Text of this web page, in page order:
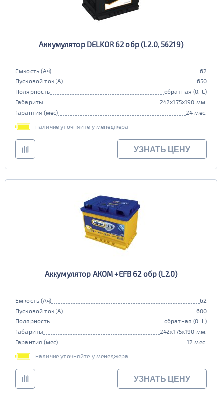
Аккумулятор DELKOR 62 обр (L2.0, 56219)
Емкость (Ач)
62
Пусковой ток (А)
650
Полярность
обратная (0, L)
Габариты
242x175x190 мм.
Гарантия (мес)
24 мес.
наличие уточняйте у менеджера
УЗНАТЬ ЦЕНУ
Аккумулятор АКОМ +EFB 62 обр (L2.0)
Емкость (Ач)
62
Пусковой ток (А)
600
Полярность
обратная (0, L)
Габариты
242x175x190 мм.
Гарантия (мес)
12 мес.
наличие уточняйте у менеджера
УЗНАТЬ ЦЕНУ